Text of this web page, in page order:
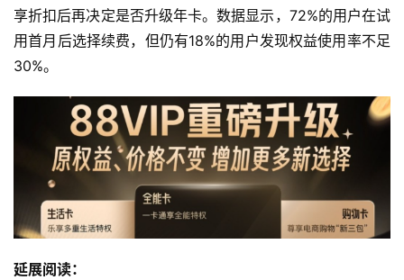
享折扣后再决定是否升级年卡。数据显示，72%的用户在试
用首月后选择续费，但仍有18%的用户发现权益使用率不足
30%。
延展阅读：